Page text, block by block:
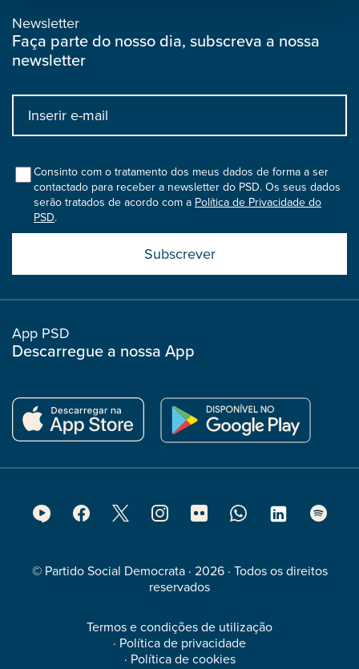
Newsletter
Faça parte do nosso dia, subscreva a nossa
newsletter
Input
bootstrap
colConsinto com o tratamento dos meus dados de forma a ser
contactado para receber a newsletter do PSD. Os seus dados
serão tratados de acordo com a Política de Privacidade do
PSD.
boostrap
col
App PSD
Descarregue a nossa App
© Partido Social Democrata · 2026 · Todos os direitos
reservados
Termos e condições de utilização
· Política de privacidade
· Política de cookies
Footer
Media